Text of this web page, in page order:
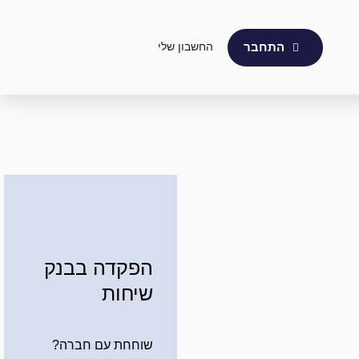
התחבר החשבון שלי
הפקדה בבנק
שיחות
שוחחת עם חברה?